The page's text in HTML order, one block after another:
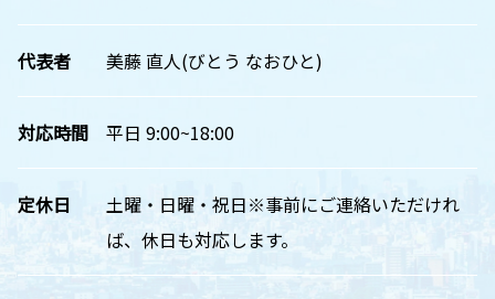
代表者 美藤 直人(びとう なおひと)
対応時間 平日 9:00~18:00
定休日
土曜・日曜・祝日※事前にご連絡いただけれ
ば、休日も対応します。